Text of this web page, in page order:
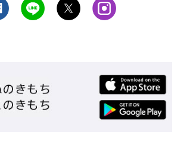
ンの向こうでおしりフリフリ♡
好の隠れ場で、気分が盛り上がっているのか
フリフリは、飼い主さんが猫と遊んであげる
スが増えるかもしれません。猫が遊びたがっ
をできる状況であれば、ぜひ積極的に遊んで